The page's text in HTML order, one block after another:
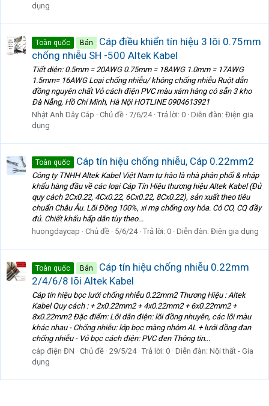
dụng
Toàn quốc Bán
Cáp điều khiển tín hiệu 3 lõi 0.75mm
chống nhiễu SH -500 Altek Kabel
Tiết diện: 0.5mm = 20AWG 0.75mm = 18AWG 1.0mm = 17AWG
1.5mm= 16AWG Loại chống nhiễu/ không chống nhiễu Ruột dẫn
đồng nguyên chất Vỏ cách điện PVC màu xám hàng có sẵn 3 kho
Đà Nẵng, Hồ Chí Minh, Hà Nội HOTLINE 0904613921
Nhật Anh Dây Cáp
Chủ đề 7/6/24 Trả lời: 0 Diễn đàn: Điện gia
dụng
Toàn quốc Cáp tín hiệu chống nhiễu, Cáp 0.22mm2
Công ty TNHH Altek Kabel Việt Nam tự hào là nhà phân phối & nhập
khẩu hàng đầu về các loại Cáp Tín Hiệu thương hiệu Altek Kabel (Đủ
quy cách 2Cx0.22, 4Cx0.22, 6Cx0.22, 8Cx0.22), sản xuất theo tiêu
chuẩn Châu Âu. Lõi Đồng 100%, xi mạ chống oxy hóa. Có CO, CQ đầy
đủ. Chiết khấu hấp dẫn tùy theo...
huongdaycap
Chủ đề 5/6/24 Trả lời: 0 Diễn đàn: Điện gia dụng
Toàn quốc Bán
Cáp tín hiệu chống nhiễu 0.22mm
2/4/6/8 lõi Altek Kabel
Cáp tín hiệu bọc lưới chống nhiễu 0.22mm2 Thương Hiệu : Altek
Kabel Quy cách : + 2x0.22mm2 + 4x0.22mm2 + 6x0.22mm2 +
8x0.22mm2 Đặc điểm: Lõi dẫn điện: lõi đồng nhuyễn, các lõi màu
khác nhau - Chống nhiễu: lớp bọc màng nhôm AL + lưới đồng đan
chống nhiễu - Vỏ bọc cách điện: PVC đen Thông tin...
cáp điện ĐN
Chủ đề 29/5/24 Trả lời: 0 Diễn đàn: Nội thất - Gia
dụng